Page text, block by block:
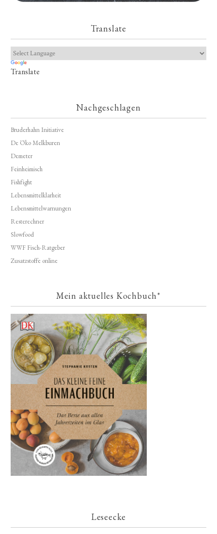
Translate
Translate
Nachgeschlagen
Bruderhahn Initiative
De Öko Melkburen
Demeter
Feinheimisch
Fishfight
Lebensmittelklarheit
Lebensmittelwarnungen
Resterechner
Slowfood
WWF Fisch-Ratgeber
Zusatzstoffe online
Mein aktuelles Kochbuch*
Leseecke